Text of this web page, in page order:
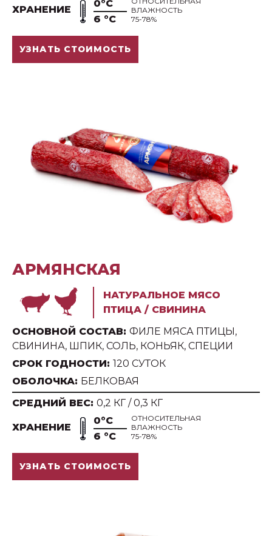
ХРАНЕНИЕ
0°С
6 °С
ВЛАЖНОСТЬ
75-78%
УЗНАТЬ СТОИМОСТЬ
АРМЯНСКАЯ
НАТУРАЛЬНОЕ МЯСО
ПТИЦА / СВИНИНА
ОСНОВНОЙ СОСТАВ: ФИЛЕ МЯСА ПТИЦЫ,
СВИНИНА, ШПИК, СОЛЬ, КОНЬЯК, СПЕЦИИ
СРОК ГОДНОСТИ: 120 СУТОК
ОБОЛОЧКА: БЕЛКОВАЯ
СРЕДНИЙ ВЕС: 0,2 КГ / 0,3 КГ
ХРАНЕНИЕ
0°С
6 °С
ОТНОСИТЕЛЬНАЯ
ВЛАЖНОСТЬ
75-78%
УЗНАТЬ СТОИМОСТЬ